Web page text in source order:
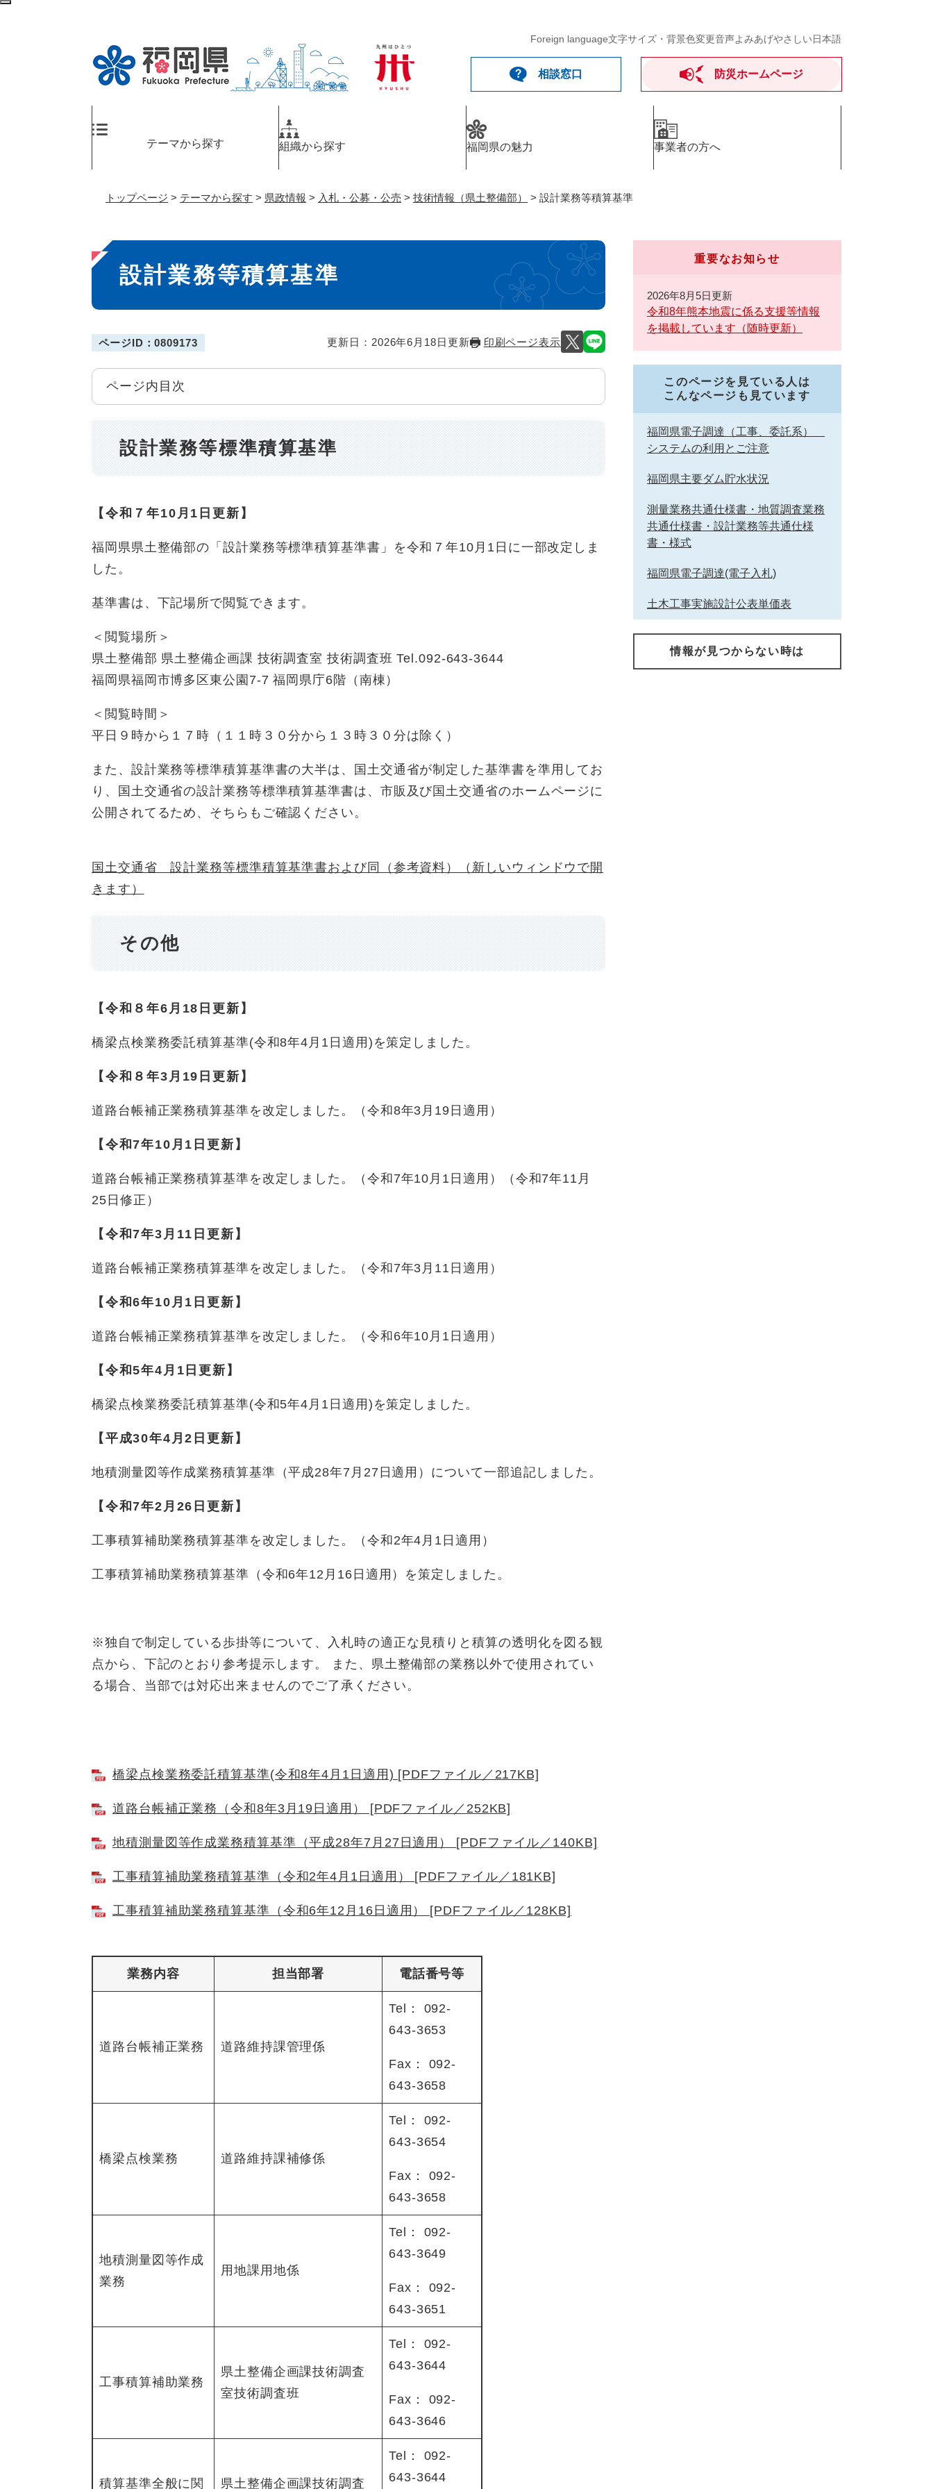
ペ
Foreign language文字サイズ・背景色変更音声よみあげやさしい日本語
相談窓口 防災ホームページ
テーマから探す 組織から探す 福岡県の魅力 事業者の方へ
トップページ > テーマから探す > 県政情報 > 入札・公募・公売 > 技術情報（県土整備部） > 設計業務等積算基準
本
文
設計業務等積算基準
ページID：0809173 更新日：2026年6月18日更新 印刷ページ表示
ページ内目次
設計業務等標準積算基準
【令和７年10月1日更新】
福岡県県土整備部の「設計業務等標準積算基準書」を令和７年10月1日に一部改定しま
した。
基準書は、下記場所で閲覧できます。
＜閲覧場所＞
県土整備部 県土整備企画課 技術調査室 技術調査班 Tel.092-643-3644
福岡県福岡市博多区東公園7-7 福岡県庁6階（南棟）
＜閲覧時間＞
平日９時から１７時（１１時３０分から１３時３０分は除く）
また、設計業務等標準積算基準書の大半は、国土交通省が制定した基準書を準用してお
り、国土交通省の設計業務等標準積算基準書は、市販及び国土交通省のホームページに
公開されてるため、そちらもご確認ください。
国土交通省 設計業務等標準積算基準書および同（参考資料）（新しいウィンドウで開
きます）
その他
【令和８年6月18日更新】
橋梁点検業務委託積算基準(令和8年4月1日適用)を策定しました。​
【令和８年3月19日更新】
道路台帳補正業務積算基準を改定しました。（令和8年3月19日適用）
【令和7年10月1日更新】
道路台帳補正業務積算基準を改定しました。（令和7年10月1日適用）（令和7年11月
25日修正）
【令和7年3月11日更新】
道路台帳補正業務積算基準を改定しました。（令和7年3月11日適用）
【令和6年10月1日更新】
道路台帳補正業務積算基準を改定しました。（令和6年10月1日適用）
【令和5年4月1日更新】
橋梁点検業務委託積算基準(令和5年4月1日適用)を策定しました。
【平成30年4月2日更新】
地積測量図等作成業務積算基準（平成28年7月27日適用）について一部追記しました。
【令和7年2月26 日更新】
工事積算補助業務積算基準を改定しました。（令和2年4月1日適用）
工事積算補助業務積算基準（令和6年12月16日適用）を策定しました。
※独自で制定している歩掛等について、入札時の適正な見積りと積算の透明化を図る観
点から、下記のとおり参考提示します。 また、県土整備部の業務以外で使用されてい
る場合、当部では対応出来ませんのでご了承ください。
橋梁点検業務委託積算基準(令和8年4月1日適用) [PDFファイル／217KB]
道路台帳補正業務（令和8年3月19日適用） [PDFファイル／252KB]
地積測量図等作成業務積算基準（平成28年7月27日適用） [PDFファイル／140KB]
工事積算補助業務積算基準（令和2年4月1日適用） [PDFファイル／181KB]
工事積算補助業務積算基準（令和6年12月16日適用） [PDFファイル／128KB]
業務内容 担当部署 電話番号等
道路台帳補正業務 道路維持課管理係
Tel： 092-
643-3653
Fax： 092-
643-3658
橋梁点検業務 道路維持課補修係
Tel： 092-
643-3654
Fax： 092-
643-3658
地積測量図等作成
業務
用地課用地係
Tel： 092-
643-3649
Fax： 092-
643-3651
工事積算補助業務
県土整備企画課技術調査
室技術調査班
Tel： 092-
643-3644
Fax： 092-
643-3646
積算基準全般に関 県土整備企画課技術調査
Tel： 092-
643-3644
重要なお知らせ
2026年8月5日更新
令和8年熊本地震に係る支援等情報
を掲載しています（随時更新）
このページを見ている人は
こんなページも見ています
福岡県電子調達（工事、委託系）
システムの利用とご注意
福岡県主要ダム貯水状況
測量業務共通仕様書・地質調査業務
共通仕様書・設計業務等共通仕様
書・様式
福岡県電子調達(電子入札)
土木工事実施設計公表単価表
情報が見つからない時は